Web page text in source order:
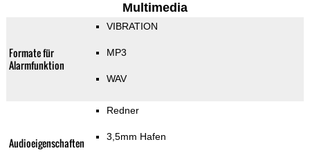
Multimedia
Formate für
Alarmfunktion
VIBRATION
MP3
WAV
Audioeigenschaften
Redner
3,5mm Hafen